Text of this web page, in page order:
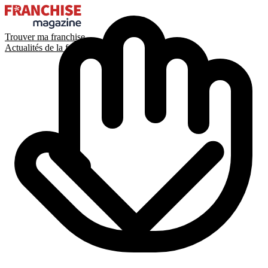
Trouver ma franchise
Actualités de la franchise